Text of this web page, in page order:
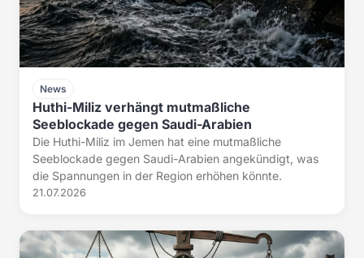
News
Huthi-Miliz verhängt mutmaßliche
Seeblockade gegen Saudi-Arabien
Die Huthi-Miliz im Jemen hat eine mutmaßliche
Seeblockade gegen Saudi-Arabien angekündigt, was
die Spannungen in der Region erhöhen könnte.
21.07.2026